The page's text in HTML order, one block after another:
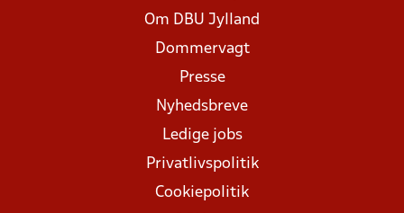
Om DBU Jylland
Dommervagt
Presse
Nyhedsbreve
Ledige jobs
Privatlivspolitik
Cookiepolitik